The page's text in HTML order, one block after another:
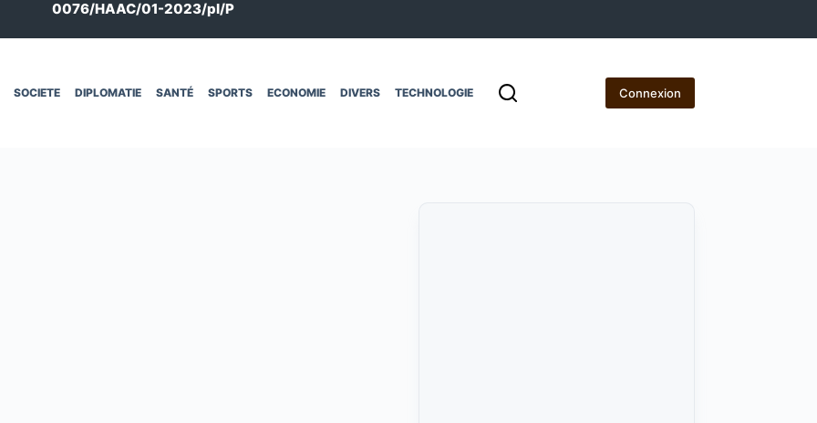
0076/HAAC/01-2023/pl/P
SOCIETE DIPLOMATIE SANTÉ SPORTS ECONOMIE DIVERS TECHNOLOGIE Connexion